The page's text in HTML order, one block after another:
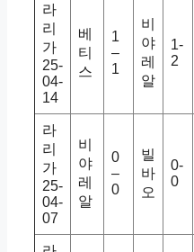
라
리
가
25-
04-
14
베
티
스
1
–
1
비
야
레
알
1-
2
라
리
가
25-
04-
07
비
야
레
알
0
–
0
빌
바
오
0-
0